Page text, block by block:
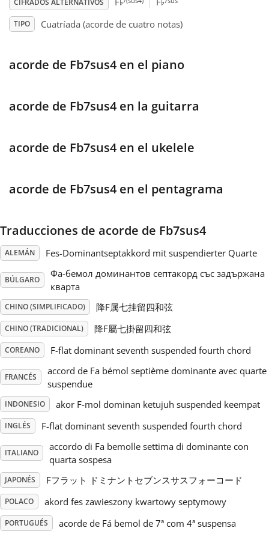
Français
한국어
हिन्दी
Português
Русский
Svenska
Tiếng Việt
Türkçe
Українська
简体中文
繁體中文
CIFRADOS ALTERNATIVOS
TIPO Cuatríada (acorde de cuatro notas)
acorde de Fb7sus4 en el piano
acorde de Fb7sus4 en la guitarra
acorde de Fb7sus4 en el ukelele
acorde de Fb7sus4 en el pentagrama
Traducciones de acorde de Fb7sus4
ALEMÁN Fes-Dominantseptakkord mit suspendierter Quarte
BÚLGARO
Фа-бемол доминантов септакорд със задържана
кварта
CHINO (SIMPLIFICADO) 降F属七挂留四和弦
CHINO (TRADICIONAL) 降F屬七掛留四和弦
COREANO F-flat dominant seventh suspended fourth chord
FRANCÉS
accord de Fa bémol septième dominante avec quarte
suspendue
INDONESIO akor F-mol dominan ketujuh suspended keempat
INGLÉS F-flat dominant seventh suspended fourth chord
ITALIANO
accordo di Fa bemolle settima di dominante con
quarta sospesa
JAPONÉS Fフラット ドミナントセブンスサスフォーコード
POLACO akord fes zawieszony kwartowy septymowy
PORTUGUÉS
acorde de Fá bemol de 7ª com 4ª suspensa